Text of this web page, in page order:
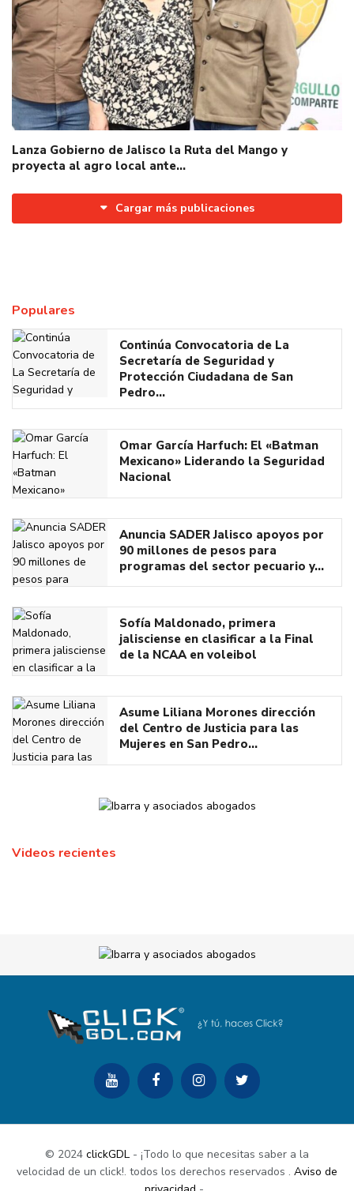
Lanza Gobierno de Jalisco la Ruta del Mango y
proyecta al agro local ante…
Cargar más publicaciones
Populares
Continúa Convocatoria de La
Secretaría de Seguridad y
Protección Ciudadana de San
Pedro…
Omar García Harfuch: El «Batman
Mexicano» Liderando la Seguridad
Nacional
Anuncia SADER Jalisco apoyos por
90 millones de pesos para
programas del sector pecuario y…
Sofía Maldonado, primera
jalisciense en clasificar a la Final
de la NCAA en voleibol
Asume Liliana Morones dirección
del Centro de Justicia para las
Mujeres en San Pedro…
Videos recientes
© 2024 clickGDL - ¡Todo lo que necesitas saber a la
velocidad de un click!. todos los derechos reservados . Aviso de